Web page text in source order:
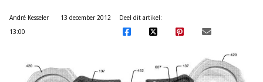
André Kesseler
13 december 2012
13:00
Deel dit artikel: